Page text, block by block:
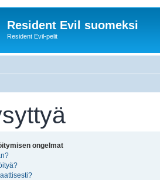
Resident Evil suomeksi
Resident Evil-pelit
ongelmat